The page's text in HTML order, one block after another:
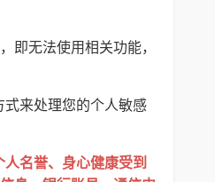
即无法使用相关功能，
来处理您的个人敏感
名誉、身心健康受到